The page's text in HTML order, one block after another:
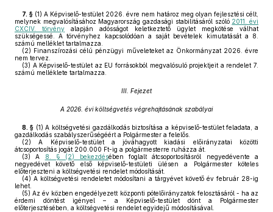
7. § (1) A Képviselő-testület 2026. évre nem határoz meg olyan fejlesztési célt,
melynek megvalósításához Magyarország gazdasági stabilitásáról szóló 2011. évi
CXCIV. törvény alapján adósságot keletkeztető ügylet megkötése válhat
szükségessé. A törvényhez kapcsolódóan a saját bevételek kimutatását a 8.
számú melléklet tartalmazza.
(2) Finanszírozási célú pénzügyi műveleteket az Önkormányzat 2026. évre
nem tervez.
(3) A Képviselő-testület az EU forrásokból megvalósuló projektjeit a rendelet 7.
számú melléklete tartalmazza.
III. Fejezet
A 2026. évi költségvetés végrehajtásának szabályai
8. § (1) A költségvetési gazdálkodás biztosítása a képviselő-testület feladata, a
gazdálkodás szabályszerűségéért a Polgármester a felelős.
(2) A Képviselő-testület a jóváhagyott kiadási előirányzatai közötti
átcsoportosítás jogát 200.000 Ft-ig a polgármesterre ruházza át.
(3) A 8. § (2) bekezdésében foglalt átcsoportosításról negyedévente a
negyedévet követő első képviselő-testületi ülésen a Polgármester köteles
előterjeszteni a költségvetési rendelet módosítását.
(4) A költségvetési rendeletet módosítani a tárgyévet követő év február 28-ig
lehet.
(5) Az év közben engedélyezett központi pótelőirányzatok felosztásáról - ha az
érdemi döntést igényel – a Képviselő-testület dönt a Polgármester
előterjesztésében, a költségvetési rendelet egyidejű módosításával.